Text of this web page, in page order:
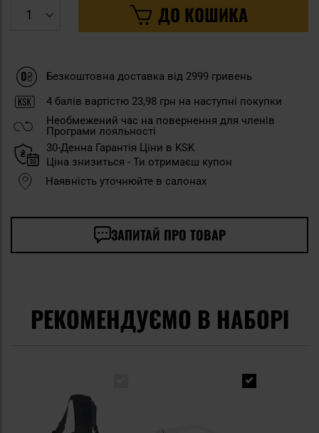
ДО КОШИКА
Безкоштовна доставка від 2999 гривень
4 балів вартістю 23,98 грн на наступні покупки
Необмежений час на повернення для членів
Програми лояльності
30-Денна Гарантія Ціни в KSK
Ціна знизиться - Ти отримаєш купон
Наявність уточнюйте в салонах
ЗАПИТАЙ ПРО ТОВАР
РЕКОМЕНДУЄМО В НАБОРІ